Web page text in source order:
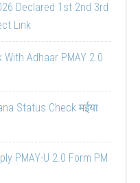
Declared 1st 2nd 3rd
Link
Adhaar PMAY 2.0
Status Check मईया
PMAY-U 2.0 Form PM